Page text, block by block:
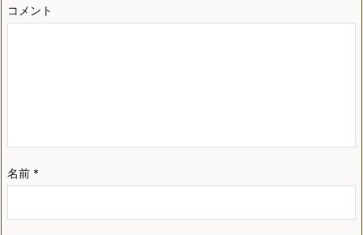
コメント
名前 *